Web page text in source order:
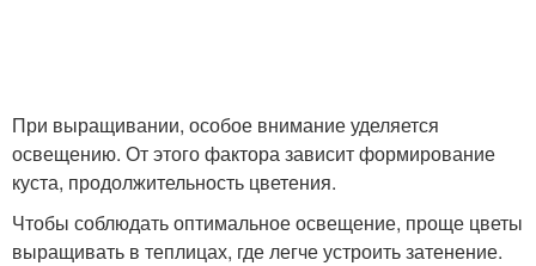
При выращивании, особое внимание уделяется
освещению. От этого фактора зависит формирование
куста, продолжительность цветения.
Чтобы соблюдать оптимальное освещение, проще цветы
выращивать в теплицах, где легче устроить затенение.